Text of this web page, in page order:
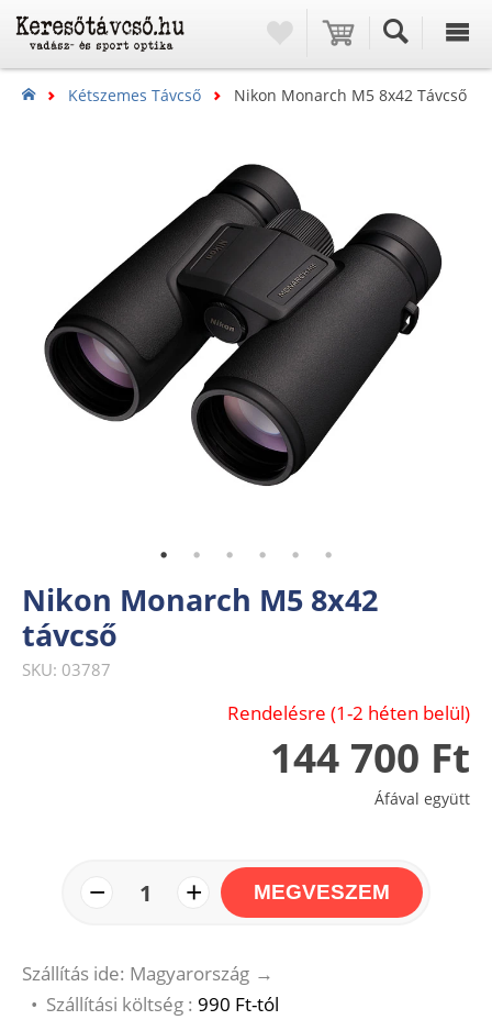
Kétszemes Távcső Nikon Monarch M5 8x42 Távcső
Nikon Monarch M5 8x42
távcső
SKU: 03787
Rendelésre (1-2 héten belül)
144 700 Ft
Áfával együtt
− 1 + MEGVESZEM
Szállítás ide: Magyarország →
• Szállítási költség : 990 Ft-tól